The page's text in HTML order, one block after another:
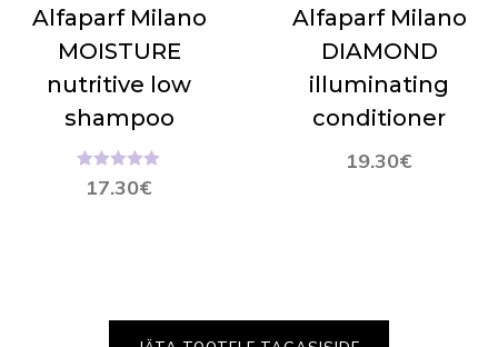
Alfaparf Milano
MOISTURE
nutritive low
shampoo
17.30€
Hinnanguga
5.00/ 5
Alfaparf Milano
DIAMOND
illuminating
conditioner
19.30€